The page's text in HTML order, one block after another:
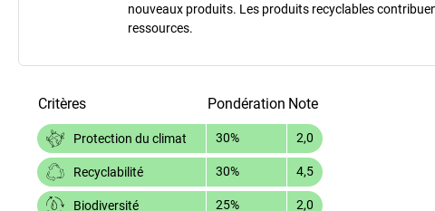
nouveaux produits. Les produits recyclables
ressources.
Critères Pondération Note
Protection du climat 30% 2,0
Recyclabilité 30% 4,5
Biodiversité 25% 2,0